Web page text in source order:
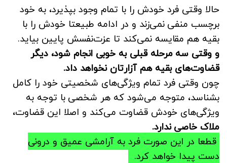
حالا وقتی فرد خودش را با تمام وجود بپذیرد، به خود
برچسب منفی نمی‌زند و در ادامه طبیعتا خودش را با
بقیه هم مقایسه نمی‌کند تا عزت‌نفسش پایین بیاید.
و وقتی سه مرحله قبلی به خوبی انجام شود، دیگر
قضاوت‌های بقیه هم آزارتان نخواهد داد.
چون وقتی فرد تمام ویژگی‌های شخصیتی خود را کامل
بشناسد، متوجه می‌شود که هر شخصی با توجه به
ویژگی‌های خودش قضاوت می‌کند و اصلا این قضاوت،
ملاک خاصی ندارد.
قطعا در این صورت فرد به آرامشی عمیق و درونی
دست پیدا خواهد کرد.